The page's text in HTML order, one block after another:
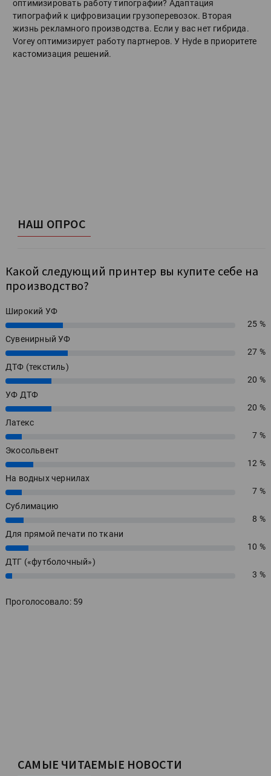
оптимизировать работу типографии? Адаптация
типографий к цифровизации грузоперевозок. Вторая
жизнь рекламного производства. Если у вас нет гибрида.
Vorey оптимизирует работу партнеров. У Hyde в приоритете
кастомизация решений.
НАШ ОПРОС
Какой следующий принтер вы купите себе на
производство?
Широкий УФ
25%
25 %
Сувенирный УФ
27%
27 %
ДТФ (текстиль)
20%
20 %
УФ ДТФ
20%
20 %
Латекс
7%
7 %
Экосольвент
12%
12 %
На водных чернилах
7%
7 %
Сублимацию
8%
8 %
Для прямой печати по ткани
10%
10 %
ДТГ («футболочный»)
3% 3 %
Проголосовало: 59
САМЫЕ ЧИТАЕМЫЕ НОВОСТИ